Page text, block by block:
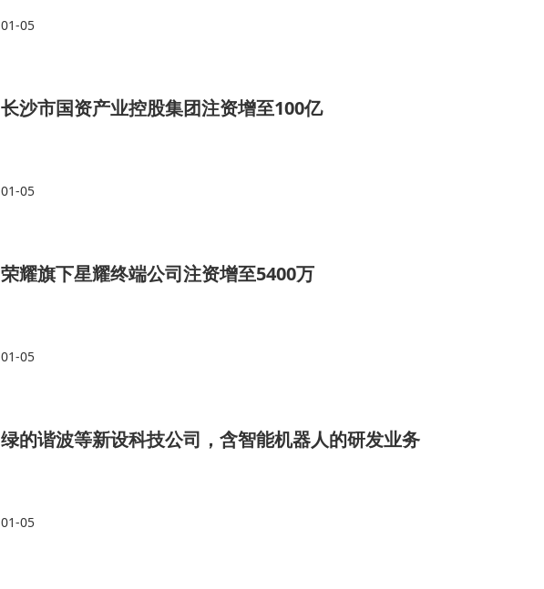
01-05
长沙市国资产业控股集团注资增至100亿
01-05
荣耀旗下星耀终端公司注资增至5400万
01-05
绿的谐波等新设科技公司，含智能机器人的研发业务
01-05